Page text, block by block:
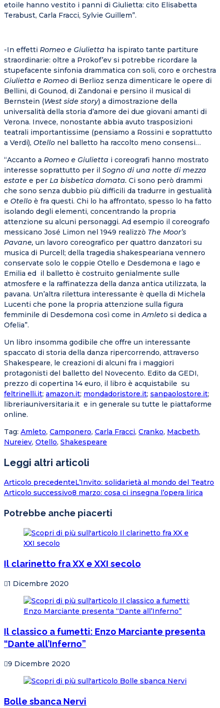
etoile hanno vestito i panni di Giulietta: cito Elisabetta
Terabust, Carla Fracci, Sylvie Guillem”.
-In effetti Romeo e Giulietta ha ispirato tante partiture
straordinarie: oltre a Prokof’ev si potrebbe ricordare la
stupefacente sinfonia drammatica con soli, coro e orchestra
Giulietta e Romeo di Berlioz senza dimenticare le opere di
Bellini, di Gounod, di Zandonai e persino il musical di
Bernstein (West side story) a dimostrazione della
universalità della storia d’amore dei due giovani amanti di
Verona. Invece, nonostante abbia avuto trasposizioni
teatrali importantissime (pensiamo a Rossini e soprattutto
a Verdi), Otello nel balletto ha raccolto meno consensi…
“Accanto a Romeo e Giulietta i coreografi hanno mostrato
interesse soprattutto per il Sogno di una notte di mezza
estate e per La bisbetica domata. Ci sono però drammi
che sono senza dubbio più difficili da tradurre in gestualità
e Otello è fra questi. Chi lo ha affrontato, spesso lo ha fatto
isolando degli elementi, concentrando la propria
attenzione su alcuni personaggi. Ad esempio il coreografo
messicano José Limon nel 1949 realizzò The Moor’s
Pavane, un lavoro coreografico per quattro danzatori su
musica di Purcell; della tragedia shakespeariana vennero
conservate solo le coppie Otello e Desdemona e Iago e
Emilia ed il balletto è costruito genialmente sulle
atmosfere e la raffinatezza della danza antica utilizzata, la
pavana. Un’altra rilettura interessante è quella di Michela
Lucenti che pone la propria attenzione sulla figura
femminile di Desdemona così come inAmleto si dedica a
Ofelia”.
Un libro insomma godibile che offre un interessante
spaccato di storia della danza ripercorrendo, attraverso
Shakespeare, le creazioni di alcuni fra i maggiori
protagonisti del balletto del Novecento. Edito da GEDI,
prezzo di copertina 14 euro, il libro è acquistabile su
feltrinelli.it; amazon.it; mondadoristore.it; sanpaolostore.it;
libreriauniversitaria.it e in generale su tutte le piattaforme
online.
Tag: Amleto, Camponero, Carla Fracci, Cranko, Macbeth,
Nureiev, Otello, Shakespeare
Leggi altri articoli
Articolo precedenteL’Invito: solidarietà al mondo del Teatro
Articolo successivo8 marzo: cosa ci insegna l’opera lirica
Potrebbe anche piacerti
Il clarinetto fra XX e XXI secolo
1 Dicembre 2020
Il classico a fumetti: Enzo Marciante presenta
“Dante all’Inferno”
9 Dicembre 2020
Bolle sbanca Nervi